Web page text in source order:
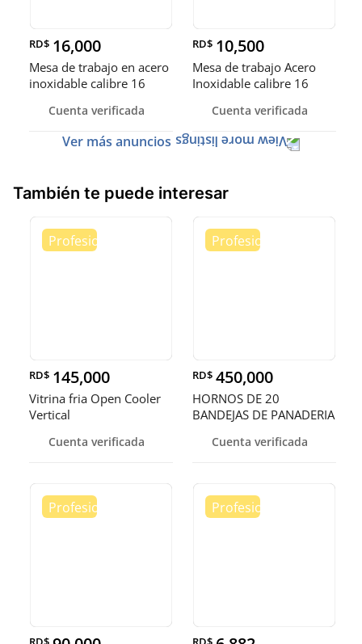
RD$ 16,000
Mesa de trabajo en acero
inoxidable calibre 16
Cuenta verificada
RD$ 10,500
Mesa de trabajo Acero
Inoxidable calibre 16
Cuenta verificada
Ver más anuncios
También te puede interesar
RD$ 145,000
Vitrina fria Open Cooler
Vertical
Cuenta verificada
RD$ 450,000
HORNOS DE 20
BANDEJAS DE PANADERIA
Cuenta verificada